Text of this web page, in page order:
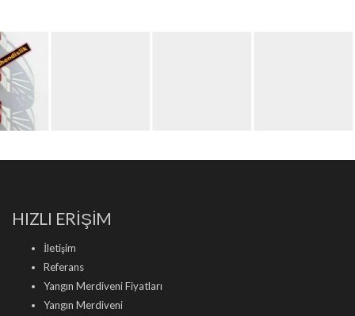
HIZLI ERİŞİM
İletişim
Referans
Yangın Merdiveni Fiyatları
Yangın Merdiveni